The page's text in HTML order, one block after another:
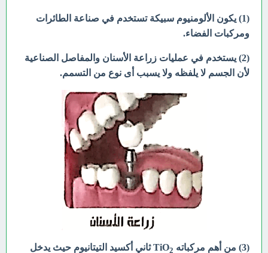
(1) يكون الألومنيوم سبيكة تستخدم في صناعة الطائرات
ومركبات الفضاء.
(2) يستخدم في عمليات زراعة الأسنان والمفاصل الصناعية
لأن الجسم لا يلفظه ولا يسبب أى نوع من التسمم.
(3) من أهم مركباته TiO 2 ثاني أكسيد التيتانيوم حيث يدخل